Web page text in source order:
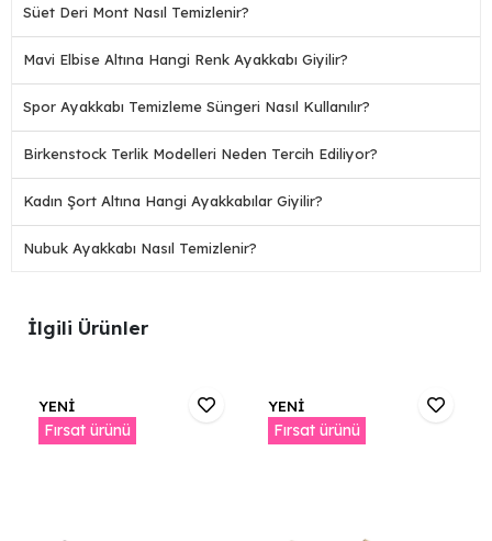
Süet Deri Mont Nasıl Temizlenir?
Mavi Elbise Altına Hangi Renk Ayakkabı Giyilir?
Spor Ayakkabı Temizleme Süngeri Nasıl Kullanılır?
Birkenstock Terlik Modelleri Neden Tercih Ediliyor?
Kadın Şort Altına Hangi Ayakkabılar Giyilir?
Nubuk Ayakkabı Nasıl Temizlenir?
İlgili Ürünler
YENİ
Fırsat ürünü
YENİ
Fırsat ürünü